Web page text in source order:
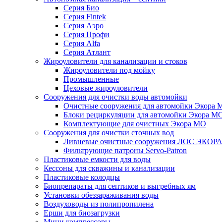
Серия Био
Серия Fintek
Серия Аэро
Серия Профи
Серия Alfa
Серия Атлант
Жироуловители для канализации и стоков
Жироуловители под мойку
Промышленные
Цеховые жироуловители
Сооружения для очистки воды автомойки
Очистные сооружения для автомойки Экора
Блоки рециркуляции для автомойки Экора
Комплектующие для очистных Экора МО
Сооружения для очистки сточных вод
Ливневые очистные сооружения ЛОС ЭКОРА
Фильтрующие патроны Servo-Patron
Пластиковые емкости для воды
Кессоны для скважины и канализации
Пластиковые колодцы
Биопрепараты для септиков и выгребных ям
Установки обеззараживания воды
Воздуховоды из полипропилена
Ерши для биозагрузки